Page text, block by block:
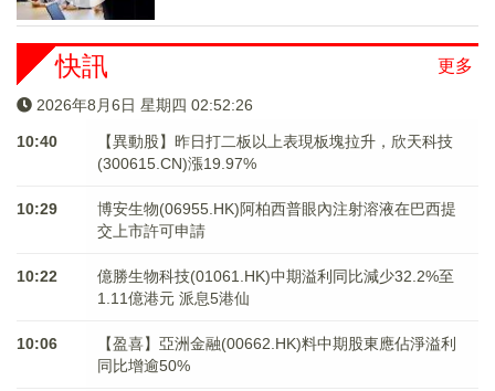
更多
快訊
2026年8月6日 星期四 02:52:26
10:40
【異動股】昨日打二板以上表現板塊拉升，欣天科技
(300615.CN)漲19.97%
10:29
博安生物(06955.HK)阿柏西普眼內注射溶液在巴西提
交上市許可申請
10:22
億勝生物科技(01061.HK)中期溢利同比減少32.2%至
1.11億港元 派息5港仙
10:06
【盈喜】亞洲金融(00662.HK)料中期股東應佔淨溢利
同比增逾50%